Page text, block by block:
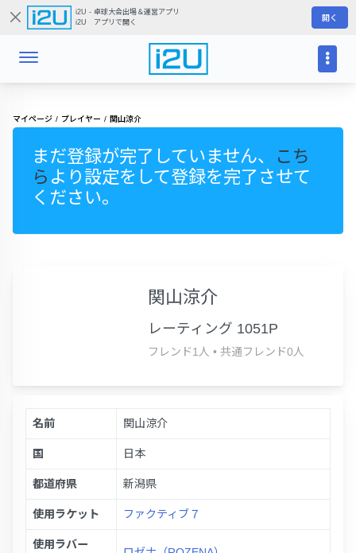
i2U - 卓球大会出場＆運営アプリ
i2U アプリで開く
開く
マイページ プレイヤー 関山涼介
まだ登録が完了していません、
こち
ら より設定をして登録を完了させて
ください。
関山涼介
レーティング 1051P
フレンド1人 • 共通フレンド0人
名前 関山涼介
国 日本
都道府県 新潟県
使用ラケット ファクティブ７
使用ラバー